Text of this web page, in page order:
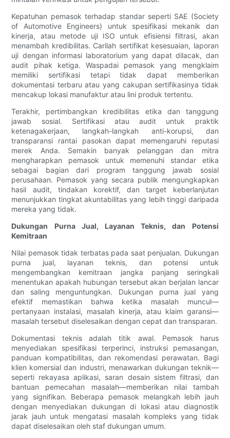
Kepatuhan pemasok terhadap standar seperti SAE (Society
of Automotive Engineers) untuk spesifikasi mekanik dan
kinerja, atau metode uji ISO untuk efisiensi filtrasi, akan
menambah kredibilitas. Carilah sertifikat kesesuaian, laporan
uji dengan informasi laboratorium yang dapat dilacak, dan
audit pihak ketiga. Waspadai pemasok yang mengklaim
memiliki sertifikasi tetapi tidak dapat memberikan
dokumentasi terbaru atau yang cakupan sertifikasinya tidak
mencakup lokasi manufaktur atau lini produk tertentu.
Terakhir, pertimbangkan kredibilitas etika dan tanggung
jawab sosial. Sertifikasi atau audit untuk praktik
ketenagakerjaan, langkah-langkah anti-korupsi, dan
transparansi rantai pasokan dapat memengaruhi reputasi
merek Anda. Semakin banyak pelanggan dan mitra
mengharapkan pemasok untuk memenuhi standar etika
sebagai bagian dari program tanggung jawab sosial
perusahaan. Pemasok yang secara publik mengungkapkan
hasil audit, tindakan korektif, dan target keberlanjutan
menunjukkan tingkat akuntabilitas yang lebih tinggi daripada
mereka yang tidak.
Dukungan Purna Jual, Layanan Teknis, dan Potensi
Kemitraan
Nilai pemasok tidak terbatas pada saat penjualan. Dukungan
purna jual, layanan teknis, dan potensi untuk
mengembangkan kemitraan jangka panjang seringkali
menentukan apakah hubungan tersebut akan berjalan lancar
dan saling menguntungkan. Dukungan purna jual yang
efektif memastikan bahwa ketika masalah muncul—
pertanyaan instalasi, masalah kinerja, atau klaim garansi—
masalah tersebut diselesaikan dengan cepat dan transparan.
Dokumentasi teknis adalah titik awal. Pemasok harus
menyediakan spesifikasi terperinci, instruksi pemasangan,
panduan kompatibilitas, dan rekomendasi perawatan. Bagi
klien komersial dan industri, menawarkan dukungan teknik—
seperti rekayasa aplikasi, saran desain sistem filtrasi, dan
bantuan pemecahan masalah—memberikan nilai tambah
yang signifikan. Beberapa pemasok melangkah lebih jauh
dengan menyediakan dukungan di lokasi atau diagnostik
jarak jauh untuk mengatasi masalah kompleks yang tidak
dapat diselesaikan oleh staf dukungan umum.